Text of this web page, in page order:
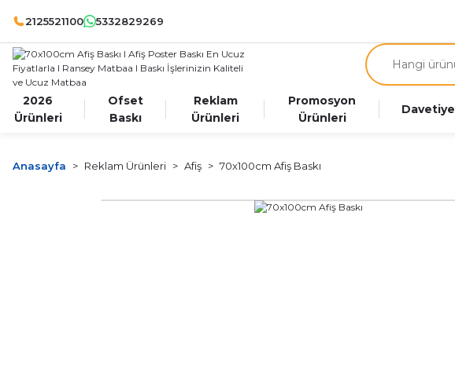
2125521100 5332829269
2026
Ürünleri
Ofset
Baskı
Reklam
Ürünleri
Promosyon
Ürünleri
Davetiye
Anasayfa Reklam Ürünleri Afiş 70x100cm Afiş Baskı